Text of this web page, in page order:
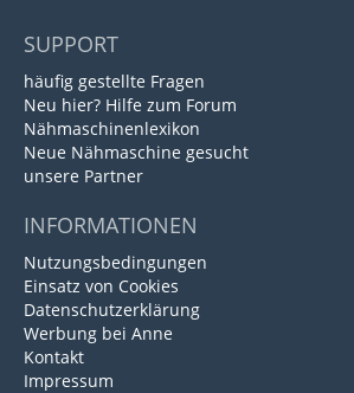
SUPPORT
häufig gestellte Fragen
Neu hier? Hilfe zum Forum
Nähmaschinenlexikon
Neue Nähmaschine gesucht
unsere Partner
INFORMATIONEN
Nutzungsbedingungen
Einsatz von Cookies
Datenschutzerklärung
Werbung bei Anne
Kontakt
Impressum